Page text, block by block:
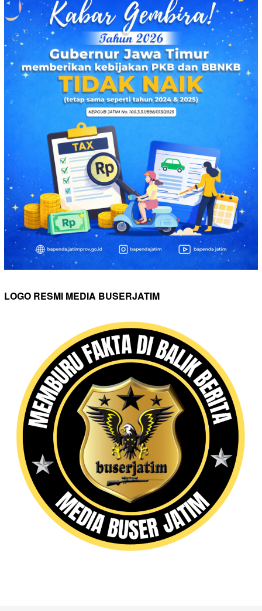
LOGO RESMI MEDIA BUSERJATIM